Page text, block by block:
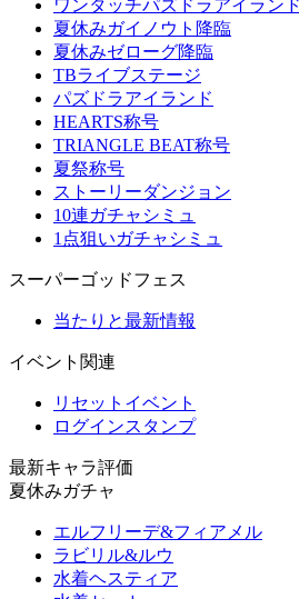
ワンタッチパズドラアイランド
夏休みガイノウト降臨
夏休みゼローグ降臨
TBライブステージ
パズドラアイランド
HEARTS称号
TRIANGLE BEAT称号
夏祭称号
ストーリーダンジョン
10連ガチャシミュ
1点狙いガチャシミュ
スーパーゴッドフェス
当たりと最新情報
イベント関連
リセットイベント
ログインスタンプ
最新キャラ評価
夏休みガチャ
エルフリーデ&フィアメル
ラビリル&ルウ
水着ヘスティア